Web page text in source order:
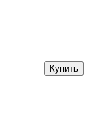
Купить